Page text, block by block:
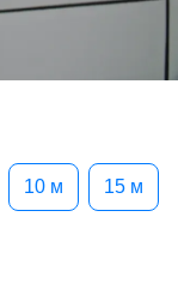
10 м 15 м